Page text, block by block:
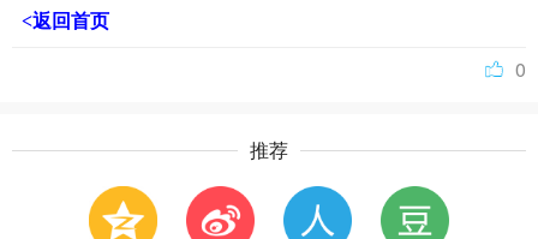
<返回首页
0
推荐